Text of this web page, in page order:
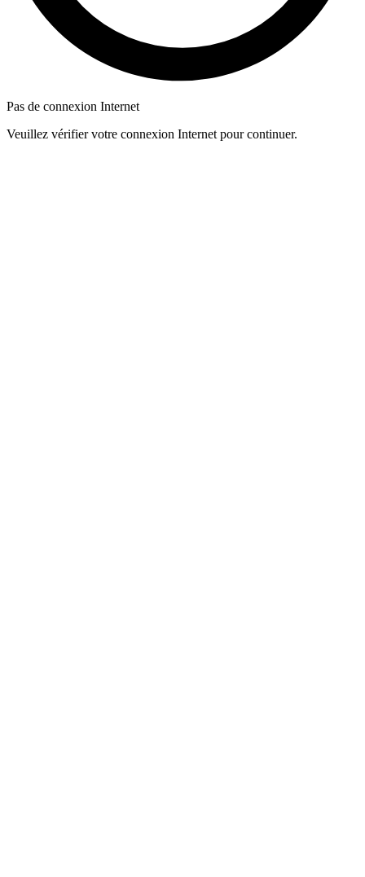
Pas de connexion Internet
Veuillez vérifier votre connexion Internet pour continuer.